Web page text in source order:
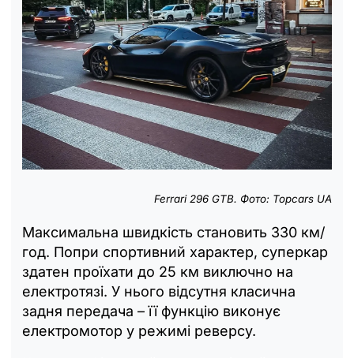
Ferrari 296 GTB. Фото: Topcars UA
Максимальна швидкість становить 330 км/
год. Попри спортивний характер, суперкар
здатен проїхати до 25 км виключно на
електротязі. У нього відсутня класична
задня передача – її функцію виконує
електромотор у режимі реверсу.